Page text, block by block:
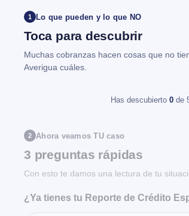
1 Lo que pueden y lo que NO
Toca para descubrir
Muchas cobranzas hacen cosas que no
Averigua cuáles.
Has descubierto 0 de
2 Ahora veamos TU caso
3 preguntas rápidas
Con esto te damos una lectura de tu
¿Ya tienes tu Reporte de Crédito